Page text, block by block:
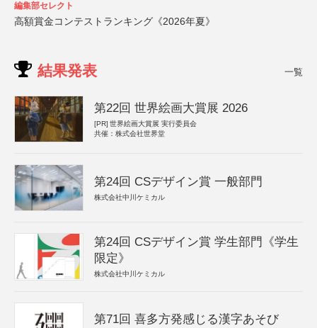
編集部セレクト
高額賞金コンテストランキング《2026年夏》
結果発表 一覧
第22回 世界絵画大賞展 2026
[PR] 世界絵画大賞展 実行委員会
共催：株式会社世界堂
第24回 CSデザイン賞 一般部門
株式会社中川ケミカル
第24回 CSデザイン賞 学生部門《学生
限定》
株式会社中川ケミカル
第71回 喜多方発感じる漢字あそび